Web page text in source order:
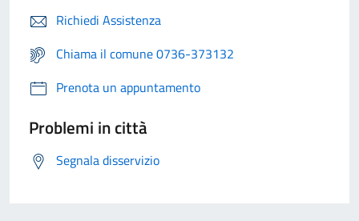
Richiedi Assistenza
Chiama il comune 0736-373132
Prenota un appuntamento
Problemi in città
Segnala disservizio